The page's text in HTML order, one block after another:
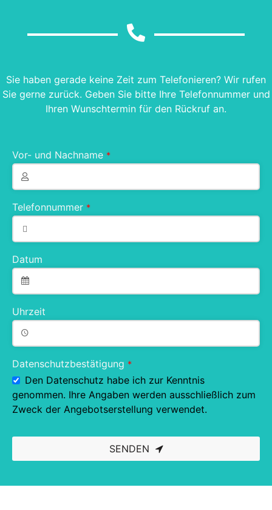
Sie haben gerade keine Zeit zum Telefonieren? Wir rufen
Sie gerne zurück. Geben Sie bitte Ihre Telefonnummer und
Ihren Wunschtermin für den Rückruf an.
Vor- und Nachname *
Telefonnummer *
Datum
Uhrzeit
Datenschutzbestätigung *
Den Datenschutz habe ich zur Kenntnis
genommen. Ihre Angaben werden ausschließlich zum
Zweck der Angebotserstellung verwendet.
SENDEN
should